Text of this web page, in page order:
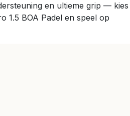
en ultieme grip — kies
1.5 BOA Padel en speel op